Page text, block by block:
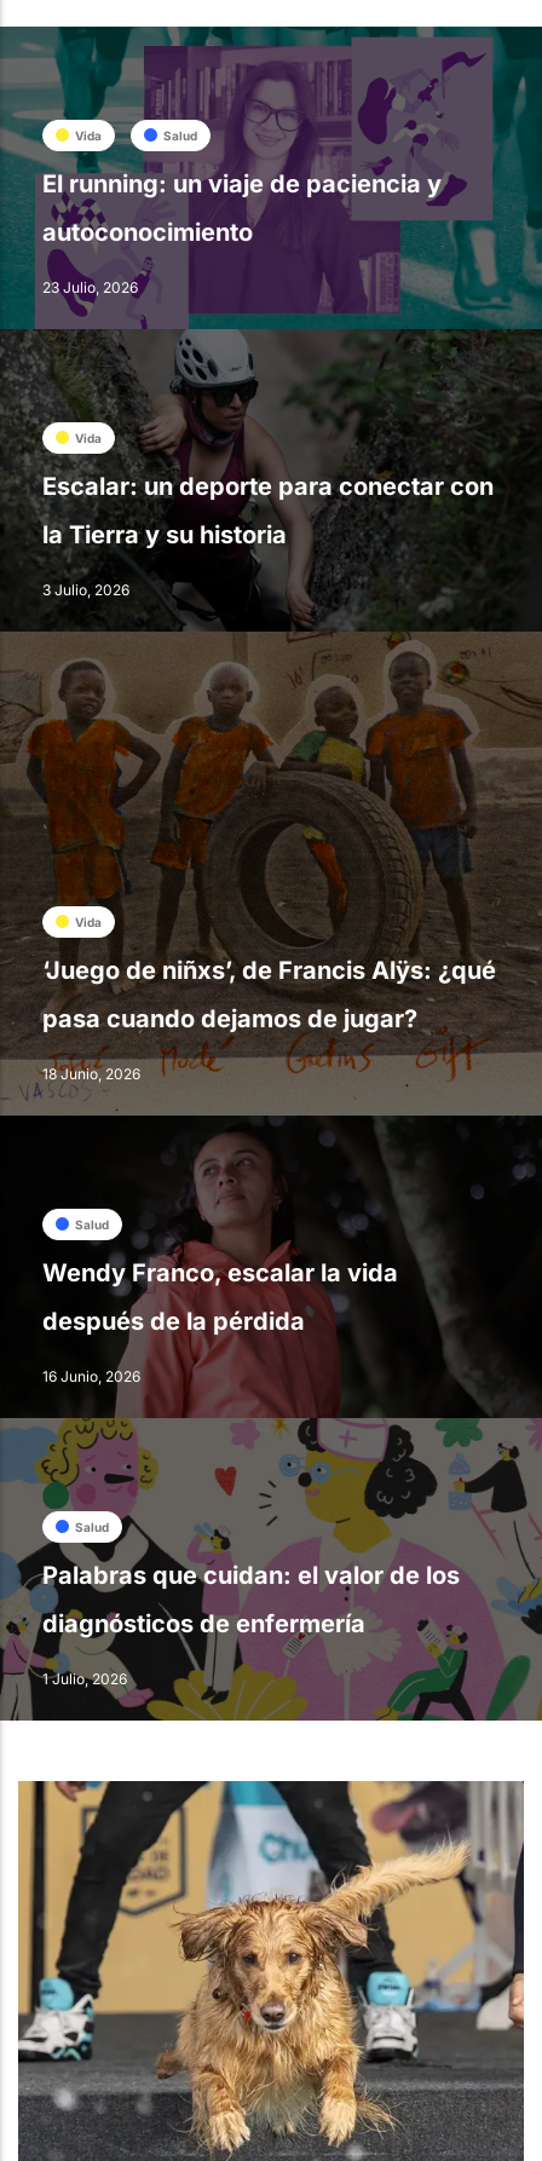
Vida Salud
El running: un viaje de paciencia y
autoconocimiento
23 Julio, 2026
Vida
Escalar: un deporte para conectar con
la Tierra y su historia
3 Julio, 2026
Vida
‘Juego de niñxs’, de Francis Alÿs: ¿qué
pasa cuando dejamos de jugar?
18 Junio, 2026
Salud
Wendy Franco, escalar la vida
después de la pérdida
16 Junio, 2026
Salud
Palabras que cuidan: el valor de los
diagnósticos de enfermería
1 Julio, 2026